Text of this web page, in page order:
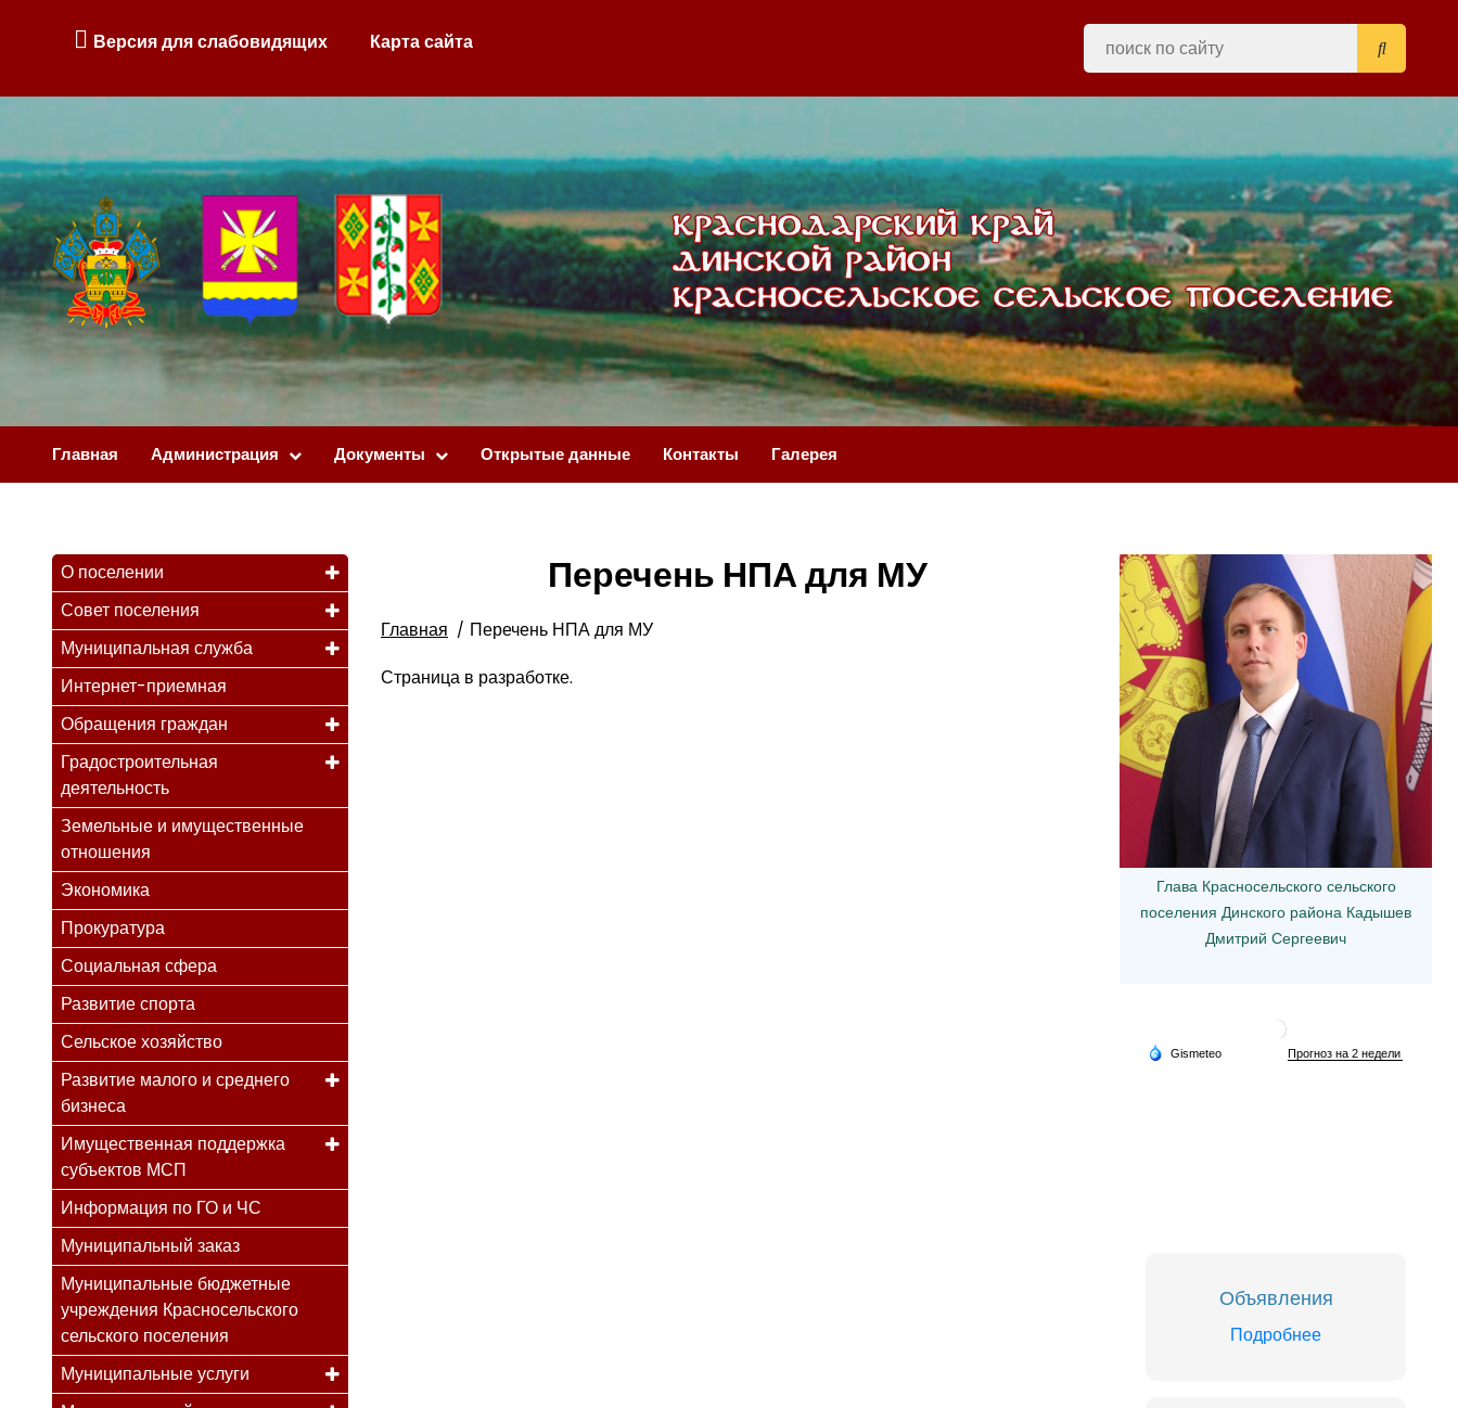
Версия для слабовидящих Карта сайта
Главная Администрация Документы Открытые данные Контакты Галерея
О поселении
Совет поселения
Муниципальная служба
Интернет-приемная
Обращения граждан
Градостроительная
деятельность
Земельные и имущественные
отношения
Экономика
Прокуратура
Социальная сфера
Развитие спорта
Сельское хозяйство
Развитие малого и среднего
бизнеса
Имущественная поддержка
субъектов МСП
Информация по ГО и ЧС
Муниципальный заказ
Муниципальные бюджетные
учреждения Красносельского
сельского поселения
Муниципальные услуги
Перечень НПА для МУ
Главная
Перечень НПА для МУ
Страница в разработке.
Глава Красносельского сельского
поселения Динского района Кадышев
Дмитрий Сергеевич
Объявления
Подробнее